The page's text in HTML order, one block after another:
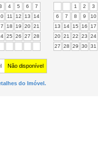
4 5 6
7
11 12 13
14
18 19 20 21
25 26 27
28
1
2 3
6
7 8 9 10
13
14 15 16 17
20 21 22 23 24
27
28 29 30 31
Não disponível
do Imóvel.